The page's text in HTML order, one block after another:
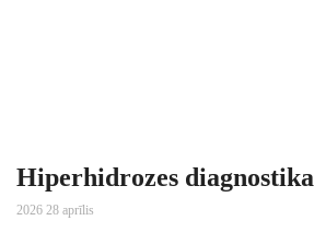
Hiperhidrozes diagnostika
2026 28 aprīlis